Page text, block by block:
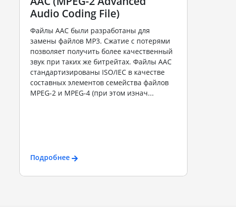
Audio Coding File)
Файлы ААС были разработаны для
замены файлов MP3. Сжатие с потерями
позволяет получить более качественный
звук при таких же битрейтах. Файлы ААС
стандартизированы ISO/IEC в качестве
составных элементов семейства файлов
MPEG-2 и MPEG-4 (при этом изнач...
Подробнее